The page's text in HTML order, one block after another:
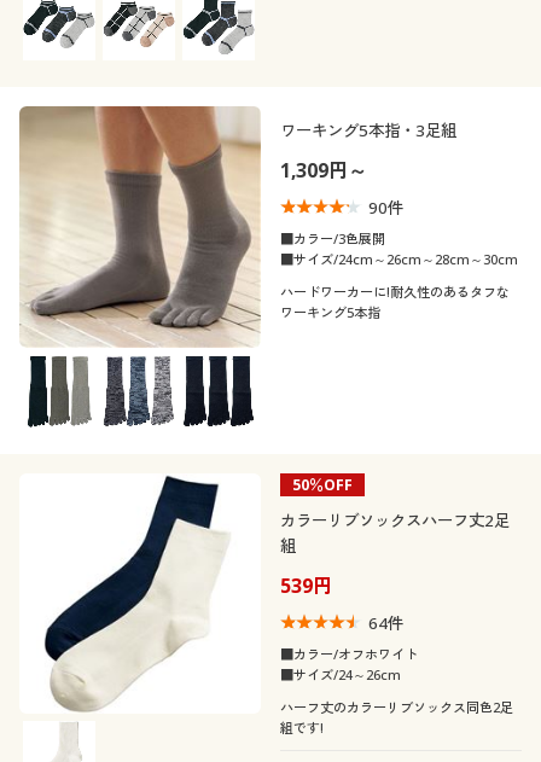
閲覧履歴
サポート
ご利用ガイド
よくある質問とお問い合わせ
素材
ナイロン レザー
ウール リネン・麻
コットン・綿100
機能・特徴
ウォッシャブル(洗
える)
抗菌防臭
消臭
吸汗速乾
シーン
スクール オフィス
スポーツ
テイスト
カジュアル
着用感
年代
20代
50代
シーズン
秋 冬
ワーキング5本指・3足組
1,309円～
90件
■カラー/3色展開
■サイズ/24cm～26cm～28cm～30cm
ハードワーカーに!耐久性のあるタフな
ワーキング5本指
50％OFF
カラーリブソックスハーフ丈2足
組
539円
64件
■カラー/オフホワイト
■サイズ/24～26cm
ハーフ丈のカラーリブソックス同色2足
組です!